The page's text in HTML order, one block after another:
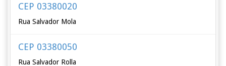
CEP 03380020
Rua Salvador Mola
CEP 03380050
Rua Salvador Rolla